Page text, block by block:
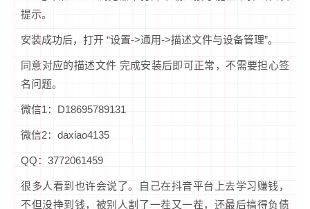
提示。
安装成功后，打开 “设置->通用->描述文件与设备管理”。
同意对应的描述文件 完成安装后即可正常，不需要担心签
名问题。
微信1：D18695789131
微信2：daxiao4135
QQ：3772061459
很多人看到也许会说了。自己在抖音平台上去学习赚钱，
不但没挣到钱，被别人割了一茬又一茬，还最后搞得负债